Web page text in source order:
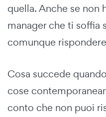
quella. Anche se non
manager che ti soffia
comunque
Cosa succede
cose
conto che non puoi